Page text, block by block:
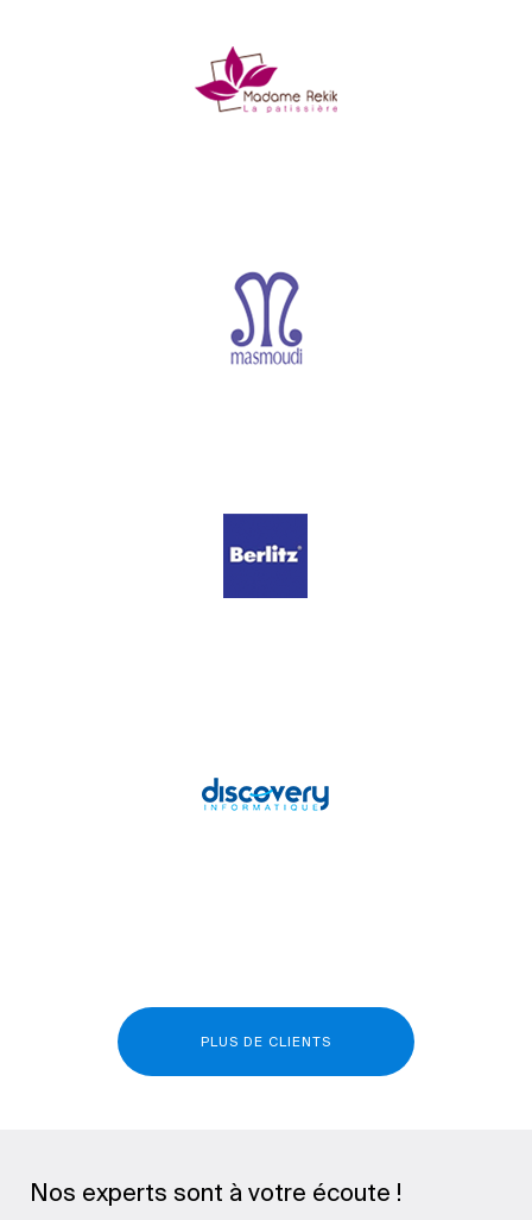
PLUS DE CLIENTS
Nos experts sont à votre écoute !